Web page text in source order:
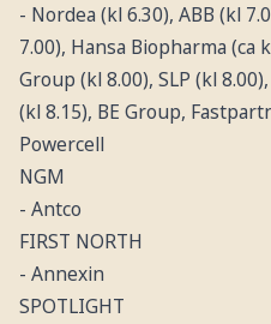
- Nordea (kl 6.30), ABB (kl
7.00), Hansa Biopharma (ca
Group (kl 8.00), SLP (kl
(kl 8.15), BE Group,
Powercell
NGM
- Antco
FIRST NORTH
- Annexin
SPOTLIGHT